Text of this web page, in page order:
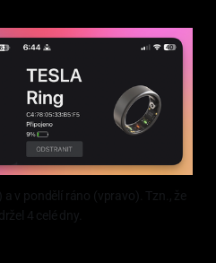
a v pondělí ráno (vpravo). Tzn., že
4 celé dny.